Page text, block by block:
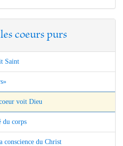
coeurs purs
Saint
voit Dieu
du corps
conscience du Christ